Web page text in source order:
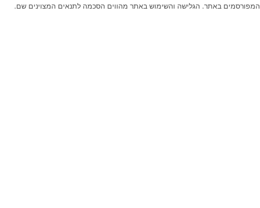
המפורסמים באתר. הגלישה והשימוש באתר מהווים הסכמה לתנאים המצוינים שם.